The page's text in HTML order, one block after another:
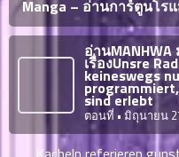
จบแล้ว
มังงะ NTR
บุ๊กมาร์ก
Manga – อ่านการ์ตูนโร
อ่านMANHWA
เรื่องUnsre
keineswegs
sind erlebt
ตอนที่ • มิถุนายน
6
ตอน
ที่
ตอน
ที่